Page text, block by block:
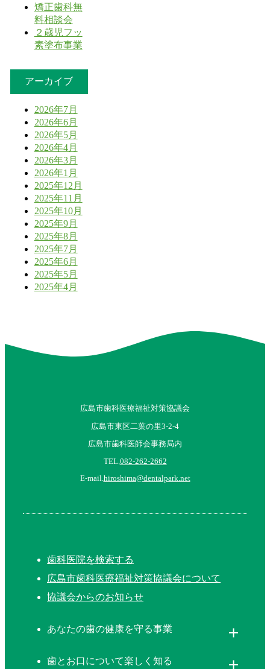
矯正歯科無
料相談会
２歳児フッ
素塗布事業
アーカイブ
2026年7月
2026年6月
2026年5月
2026年4月
2026年3月
2026年1月
2025年12月
2025年11月
2025年10月
2025年9月
2025年8月
2025年7月
2025年6月
2025年5月
2025年4月
広島市歯科医療福祉対策協議会
広島市東区二葉の里3-2-4
広島市歯科医師会事務局内
TEL.082-262-2662
E-mail.hiroshima@dentalpark.net
歯科医院を検索する
広島市歯科医療福祉対策協議会について
協議会からのお知らせ
あなたの歯の健康を守る事業
歯とお口について楽しく知る